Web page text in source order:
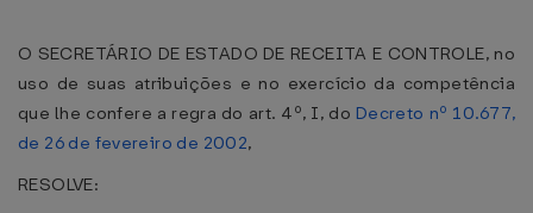
O SECRETÁRIO DE ESTADO DE RECEITA E CONTROLE, no
uso de suas atribuições e no exercício da competência
que lhe confere a regra do art. 4º, I, do Decreto nº 10.677,
de 26 de fevereiro de 2002,
RESOLVE: